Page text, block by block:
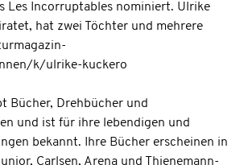
Les Incorruptables nominiert. Ulrike
hat zwei Töchter und mehrere
k/ulrike-kuckero
Bücher, Drehbücher und
und ist für ihre lebendigen und
bekannt. Ihre Bücher erscheinen in
Carlsen, Arena und Thienemann-